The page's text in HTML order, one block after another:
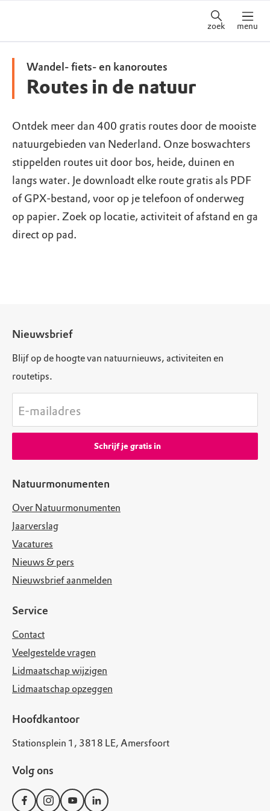
zoek menu
Wandel- fiets- en kanoroutes
Routes in de natuur
Ontdek meer dan 400 gratis routes door de mooiste
natuurgebieden van Nederland. Onze boswachters
stippelden routes uit door bos, heide, duinen en
langs water. Je downloadt elke route gratis als PDF
of GPX-bestand, voor op je telefoon of onderweg
op papier. Zoek op locatie, activiteit of afstand en ga
direct op pad.
Natuurmonumenten
Over Natuurmonumenten
Jaarverslag
Vacatures
Nieuws & pers
Nieuwsbrief aanmelden
Service
Contact
Veelgestelde vragen
Lidmaatschap wijzigen
Lidmaatschap opzeggen
Hoofdkantoor
Stationsplein 1, 3818 LE, Amersfoort
Volg ons
Nieuwsbrief
Blijf op de hoogte van natuurnieuws, activiteiten en
routetips.
E-mailadres
Schrijf je gratis in